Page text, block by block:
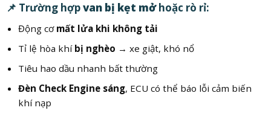
📌 Trường hợpvan bị kẹt mởhoặc rò rỉ:
Động cơ mất lửa khi không tải
Tỉ lệ hòa khí bị nghèo → xe giật, khó nổ
Tiêu hao dầu nhanh bất thường
Đèn Check Engine sáng, ECU có thể báo lỗi cảm biến
khí nạp